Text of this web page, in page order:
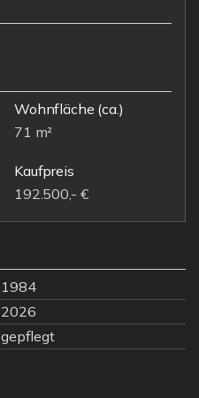
Wohnfläche (ca.)
71 m²
Kaufpreis
192.500,- €
1984
2026
gepflegt